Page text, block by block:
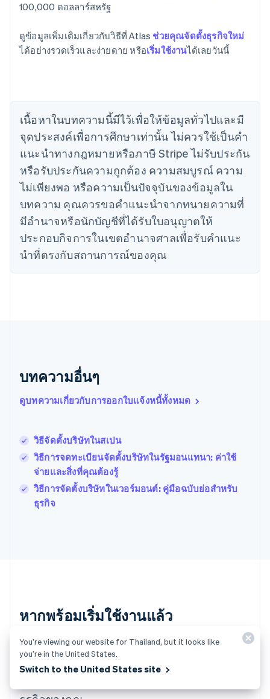
100,000 ดอลลาร์สหรัฐ
ดูข้อมูลเพิ่มเติมเกี่ยวกับวิธีที่ Atlas ช่วยคุณจัดตั้งธุรกิจใหม่
ได้อย่างรวดเร็วและง่ายดาย หรือเริ่มใช้งานได้เลยวันนี้
เนื้อหาในบทความนี้มีไว้เพื่อให้ข้อมูลทั่วไปและมี
จุดประสงค์เพื่อการศึกษาเท่านั้น ไม่ควรใช้เป็นคํา
แนะนําทางกฎหมายหรือภาษี Stripe ไม่รับประกัน
หรือรับประกันความถูกต้อง ความสมบูรณ์ ความ
ไม่เพียงพอ หรือความเป็นปัจจุบันของข้อมูลใน
บทความ คุณควรขอคําแนะนําจากทนายความที่
มีอํานาจหรือนักบัญชีที่ได้รับใบอนุญาตให้
ประกอบกิจการในเขตอํานาจศาลเพื่อรับคําแนะ
นําที่ตรงกับสถานการณ์ของคุณ
บทความอื่นๆ
ดูบทความเกี่ยวกับการออกใบแจ้งหนี้ทั้งหมด
วิธีจัดตั้งบริษัทในสเปน
วิธีการจดทะเบียนจัดตั้งบริษัทในรัฐมอนแทนา: ค่าใช้
จ่ายและสิ่งที่คุณต้องรู้
วิธีการจัดตั้งบริษัทในเวอร์มอนต์: คู่มือฉบับย่อสำหรับ
ธุรกิจ
หากพร้อมเริ่มใช้งานแล้ว
สร้างบัญชีและเริ่มรับการชำระเงินโดยไม่ต้องทำ
สัญญาหรือระบุรายละเอียดเกี่ยวกับธนาคาร หรือ
กรีซ
เขตบริหารพิเศษฮ่องกง ประเทศจีน
English 简体中文
简体中文English
ไซปรัส
English
ญี่ปุ่น
日本語 English
เดนมาร์ก
English
ไทย
English
นอร์เวย์
English
นิวซีแลนด์
เนเธอร์แลนด์
Français
โปรตุเกส
โปแลนด์
FrançaisEnglish
ฟินแลนด์
English Svenska
มอลตา
English
มาเลเซีย
English
English
ลักเซมเบิร์ก
ลัตเวีย
ลิกเตนสไตน์
You’re viewing our website for Thailand, but it looks like
you’re in the United States.
Switch to the United States site